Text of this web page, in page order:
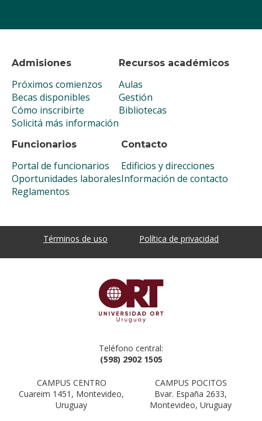
Admisiones
Próximos comienzos
Becas disponibles
Cómo inscribirte
Solicitá más información
Recursos académicos
Aulas
Gestión
Bibliotecas
Funcionarios
Portal de funcionarios
Oportunidades laborales
Reglamentos
Contacto
Edificios y direcciones
Información de contacto
Términos de uso Política de privacidad
Teléfono central:
(598) 2902 1505
CAMPUS CENTRO
Cuareim 1451, Montevideo,
Uruguay
CAMPUS POCITOS
Bvar. España 2633,
Montevideo, Uruguay